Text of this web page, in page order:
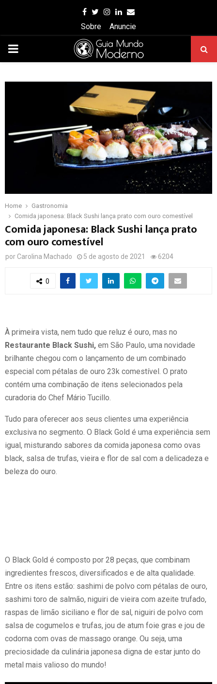
Facebook
Twitter
Instagram
Linkedin
Email
Sobre
Anuncie
PRIMARY
Home
Gastronomia
Comida japonesa: Black Sushi lança prato com ouro comestível
Comida japonesa: Black Sushi lança prato
com ouro comestível
por Carolina Machado 5 de agosto de 2021 6204
0
À primeira vista, nem tudo que reluz é ouro, mas no
Restaurante Black Sushi, em São Paulo, uma novidade
brilhante chegou com o lançamento de um combinado
especial com pétalas de ouro 23k comestível. O prato
contém uma combinação de itens selecionados pela
curadoria do Chef Mário Tucillo.
Tudo para oferecer aos seus clientes uma experiência
exclusiva no segmento. O Black Gold é uma experiência sem
igual, misturando sabores da comida japonesa como ovas
black, salsa de trufas, vieira e flor de sal com a delicadeza e
beleza do ouro.
O Black Gold é composto por 28 peças, que combinam
ingredientes frescos, diversificados e de alta qualidade.
Entre os itens estão: sashimi de polvo com pétalas de ouro,
sashimi toro de salmão, niguiri de vieira com azeite trufado,
raspas de limão siciliano e flor de sal, niguiri de polvo com
salsa de cogumelos e trufas, jou de atum foie gras e jou de
codorna com ovas de massago orange. Ou seja, uma
preciosidade da culinária japonesa digna de estar junto do
metal mais valioso do mundo!